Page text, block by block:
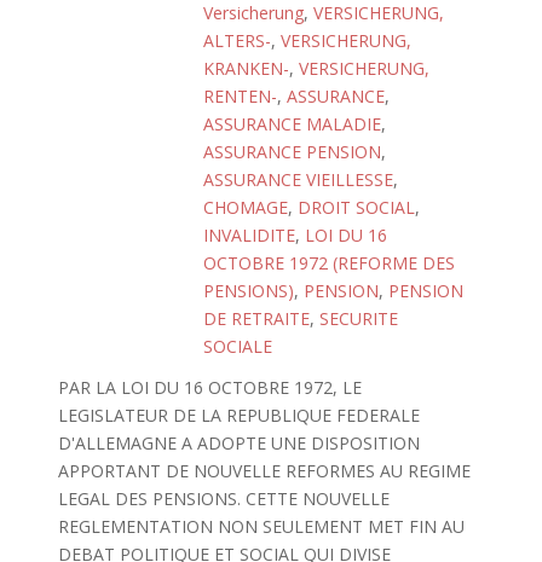
Versicherung, VERSICHERUNG,
ALTERS-, VERSICHERUNG,
KRANKEN-, VERSICHERUNG,
RENTEN-, ASSURANCE,
ASSURANCE MALADIE,
ASSURANCE PENSION,
ASSURANCE VIEILLESSE,
CHOMAGE, DROIT SOCIAL,
INVALIDITE, LOI DU 16
OCTOBRE 1972 (REFORME DES
PENSIONS), PENSION, PENSION
DE RETRAITE, SECURITE
SOCIALE
PAR LA LOI DU 16 OCTOBRE 1972, LE
LEGISLATEUR DE LA REPUBLIQUE FEDERALE
D'ALLEMAGNE A ADOPTE UNE DISPOSITION
APPORTANT DE NOUVELLE REFORMES AU REGIME
LEGAL DES PENSIONS. CETTE NOUVELLE
REGLEMENTATION NON SEULEMENT MET FIN AU
DEBAT POLITIQUE ET SOCIAL QUI DIVISE